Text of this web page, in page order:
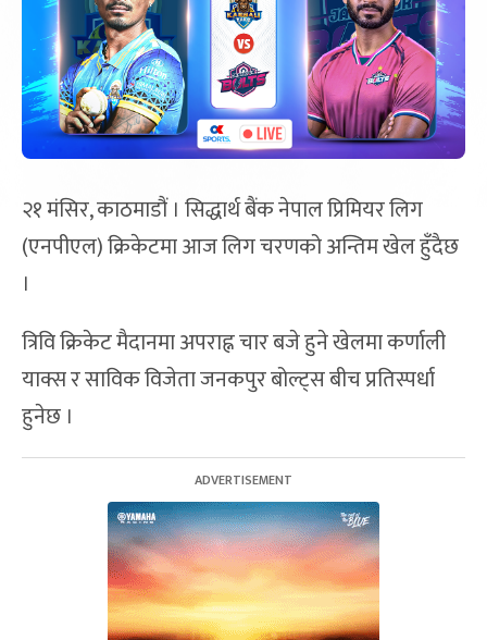
२१ मंसिर, काठमाडौं । सिद्धार्थ बैंक नेपाल प्रिमियर लिग
(एनपीएल) क्रिकेटमा आज लिग चरणको अन्तिम खेल हुँदैछ
।
त्रिवि क्रिकेट मैदानमा अपराह्न चार बजे हुने खेलमा कर्णाली
याक्स र साविक विजेता जनकपुर बोल्ट्स बीच प्रतिस्पर्धा
हुनेछ ।